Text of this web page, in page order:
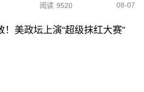
阅读 9520 08-07
！美政坛上演“超级抹红大赛”